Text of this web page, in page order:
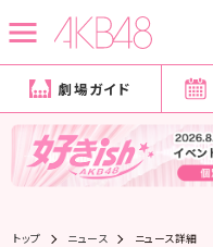
劇場ガイド
トップ ニュース ニュース詳細